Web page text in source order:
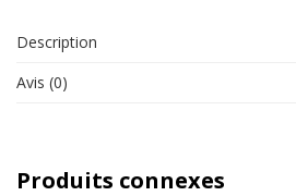
Description
Avis (0)
Produits connexes